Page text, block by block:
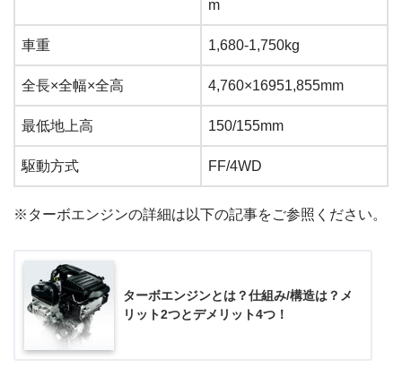
m
車重 1,680-1,750kg
全長×全幅×全高 4,760×16951,855mm
最低地上高 150/155mm
駆動方式 FF/4WD
※ターボエンジンの詳細は以下の記事をご参照ください。
ターボエンジンとは？仕組み/構造は？メ
リット2つとデメリット4つ！